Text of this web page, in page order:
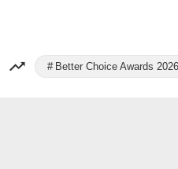
Better Choice Awards 2026